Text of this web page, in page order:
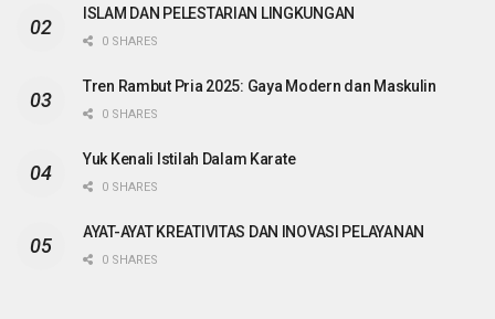
ISLAM DAN PELESTARIAN LINGKUNGAN
0 SHARES
Tren Rambut Pria 2025: Gaya Modern dan Maskulin
0 SHARES
Yuk Kenali Istilah Dalam Karate
0 SHARES
AYAT-AYAT KREATIVITAS DAN INOVASI PELAYANAN
0 SHARES